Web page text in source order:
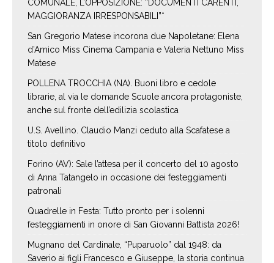
COMUNALE, L’OPPOSIZIONE: “DOCUMENTI CARENTI,
MAGGIORANZA IRRESPONSABILI”*
San Gregorio Matese incorona due Napoletane: Elena
d’Amico Miss Cinema Campania e Valeria Nettuno Miss
Matese
POLLENA TROCCHIA (NA). Buoni libro e cedole
librarie, al via le domande Scuole ancora protagoniste,
anche sul fronte dell’edilizia scolastica
U.S. Avellino. Claudio Manzi ceduto alla Scafatese a
titolo definitivo
Forino (AV): Sale l’attesa per il concerto del 10 agosto
di Anna Tatangelo in occasione dei festeggiamenti
patronali
Quadrelle in Festa: Tutto pronto per i solenni
festeggiamenti in onore di San Giovanni Battista 2026!
Mugnano del Cardinale, “Puparuolo” dal 1948: da
Saverio ai figli Francesco e Giuseppe, la storia continua